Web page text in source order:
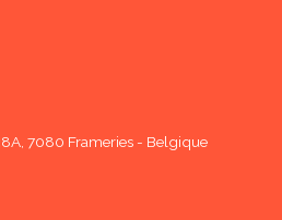
7080 Frameries - Belgique